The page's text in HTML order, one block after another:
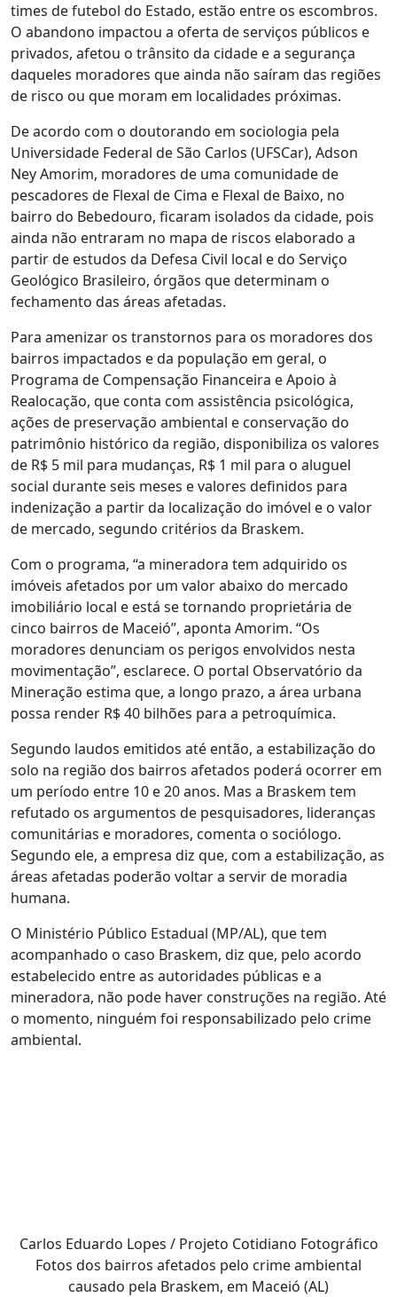
times de futebol do Estado, estão entre os escombros.
O abandono impactou a oferta de serviços públicos e
privados, afetou o trânsito da cidade e a segurança
daqueles moradores que ainda não saíram das regiões
de risco ou que moram em localidades próximas.
De acordo com o doutorando em sociologia pela
Universidade Federal de São Carlos (UFSCar), Adson
Ney Amorim, moradores de uma comunidade de
pescadores de Flexal de Cima e Flexal de Baixo, no
bairro do Bebedouro, ficaram isolados da cidade, pois
ainda não entraram no mapa de riscos elaborado a
partir de estudos da Defesa Civil local e do Serviço
Geológico Brasileiro, órgãos que determinam o
fechamento das áreas afetadas.
Para amenizar os transtornos para os moradores dos
bairros impactados e da população em geral, o
Programa de Compensação Financeira e Apoio à
Realocação, que conta com assistência psicológica,
ações de preservação ambiental e conservação do
patrimônio histórico da região, disponibiliza os valores
de R$ 5 mil para mudanças, R$ 1 mil para o aluguel
social durante seis meses e valores definidos para
indenização a partir da localização do imóvel e o valor
de mercado, segundo critérios da Braskem.
Com o programa, “a mineradora tem adquirido os
imóveis afetados por um valor abaixo do mercado
imobiliário local e está se tornando proprietária de
cinco bairros de Maceió”, aponta Amorim. “Os
moradores denunciam os perigos envolvidos nesta
movimentação”, esclarece. O portal Observatório da
Mineração estima que, a longo prazo, a área urbana
possa render R$ 40 bilhões para a petroquímica.
Segundo laudos emitidos até então, a estabilização do
solo na região dos bairros afetados poderá ocorrer em
um período entre 10 e 20 anos. Mas a Braskem tem
refutado os argumentos de pesquisadores, lideranças
comunitárias e moradores, comenta o sociólogo.
Segundo ele, a empresa diz que, com a estabilização, as
áreas afetadas poderão voltar a servir de moradia
humana.
O Ministério Público Estadual (MP/AL), quetem
acompanhado o caso Braskem, diz que, pelo acordo
estabelecido entre as autoridades públicas e a
mineradora, não pode haver construções na região. Até
o momento, ninguém foi responsabilizado pelo crime
ambiental.
Carlos Eduardo Lopes / Projeto Cotidiano Fotográfico
Fotos dos bairros afetados pelo crime ambiental
causado pela Braskem, em Maceió (AL)